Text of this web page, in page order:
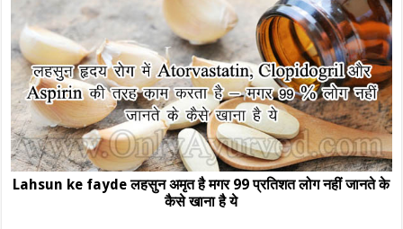
Lahsun ke fayde लहसुन अमृत है मगर 99 प्रतिशत लोग नहीं जानते के
कैसे खाना है ये